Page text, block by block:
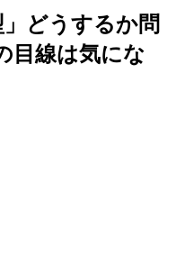
どうするか問
目線は気にな